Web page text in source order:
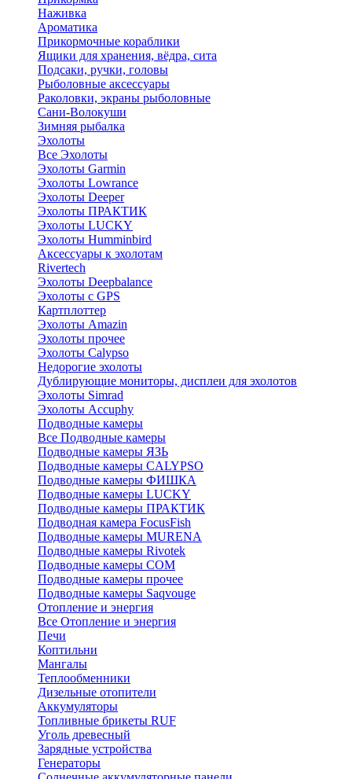
Наживка
Ароматика
Прикормочные кораблики
Ящики для хранения, вёдра, сита
Подсаки, ручки, головы
Рыболовные аксессуары
Раколовки, экраны рыболовные
Сани-Волокуши
Зимняя рыбалка
Эхолоты
Все Эхолоты
Эхолоты Garmin
Эхолоты Lowrance
Эхолоты Deeper
Эхолоты ПРАКТИК
Эхолоты LUCKY
Эхолоты Humminbird
Аксессуары к эхолотам
Rivertech
Эхолоты Deepbalance
Эхолоты с GPS
Картплоттер
Эхолоты Amazin
Эхолоты прочее
Эхолоты Calypso
Недорогие эхолоты
Дублирующие мониторы, дисплеи для эхолотов
Эхолоты Simrad
Эхолоты Accuphy
Подводные камеры
Все Подводные камеры
Подводные камеры ЯЗЬ
Подводные камеры CALYPSO
Подводные камеры ФИШКА
Подводные камеры LUCKY
Подводные камеры ПРАКТИК
Подводная камера FocusFish
Подводные камеры MURENA
Подводные камеры Rivotek
Подводные камеры СОМ
Подводные камеры прочее
Подводные камеры Saqvouge
Отопление и энергия
Все Отопление и энергия
Печи
Коптильни
Мангалы
Теплообменники
Дизельные отопители
Аккумуляторы
Топливные брикеты RUF
Уголь древесный
Зарядные устройства
Генераторы